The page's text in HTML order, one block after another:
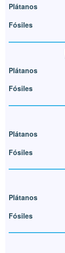
Plátanos
Fósiles
Plátanos
Fósiles
Plátanos
Fósiles
Plátanos
Fósiles